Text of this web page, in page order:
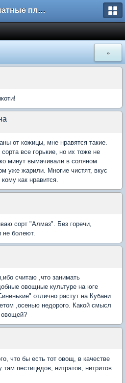
Комнатные плодовые экзоты
»
от кожицы, мне нравятся такие.
все горькие, но их тоже не
минут вымачивали в соляном
уже жарили. Многие чистят, вкус
как нравится.
сорт "Алмаз". Без горечи,
не болеют.
считаю ,что занимать
овощные культуре на юге
отлично растут на Кубани
,осенью недорого. Какой смысл
овощей?
что бы есть тот овощ, в качестве
там пестицидов, нитратов, нитритов